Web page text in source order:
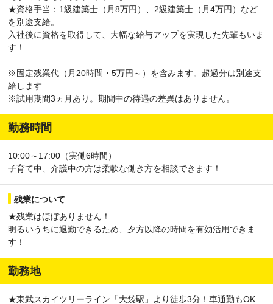
★資格手当：1級建築士（月8万円）、2級建築士（月4万円）など
を別途支給。
入社後に資格を取得して、大幅な給与アップを実現した先輩もいま
す！
※固定残業代（月20時間・5万円～）を含みます。超過分は別途支
給します
※試用期間3ヵ月あり。期間中の待遇の差異はありません。
勤務時間
10:00～17:00（実働6時間）
子育て中、介護中の方は柔軟な働き方を相談できます！
残業について
★残業はほぼありません！
明るいうちに退勤できるため、夕方以降の時間を有効活用できま
す！
勤務地
★東武スカイツリーライン「大袋駅」より徒歩3分！車通勤もOK